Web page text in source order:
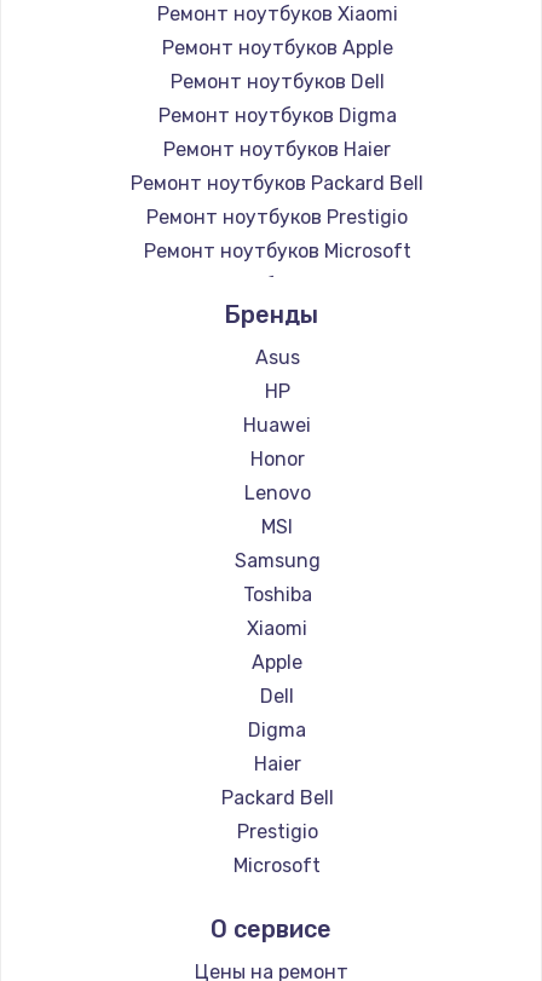
Ремонт ноутбуков Xiaomi
Ремонт ноутбуков Apple
Ремонт ноутбуков Dell
Ремонт ноутбуков Digma
Ремонт ноутбуков Haier
Ремонт ноутбуков Packard Bell
Ремонт ноутбуков Prestigio
Ремонт ноутбуков Microsoft
Ремонт ноутбуков Alienware
Ремонт ноутбуков Aquarius
Ремонт ноутбуков Gigabyte
Ремонт ноутбуков Aorus
Ремонт ноутбуков Maibenben
Ремонт ноутбуков Getac
Ремонт ноутбуков Epson
Ремонт ноутбуков Philips
Ремонт ноутбуков LG
Ремонт ноутбуков Panasonic
Ремонт ноутбуков Irbis
Ремонт ноутбуков Thunderobot
Ремонт ноутбуков Hasee
Ремонт ноутбуков ZTE
Ремонт ноутбуков Hiper
Ремонт ноутбуков Evga
Ремонт ноутбуков Google
Ремонт ноутбуков Echips
Ремонт ноутбуков Predator
Ремонт ноутбуков iru
Бренды
Asus
HP
Huawei
Honor
Lenovo
MSI
Samsung
Toshiba
Xiaomi
Apple
Dell
Digma
Haier
Packard Bell
Prestigio
Microsoft
Aquarius
Gigabyte
О сервисе
Цены на ремонт